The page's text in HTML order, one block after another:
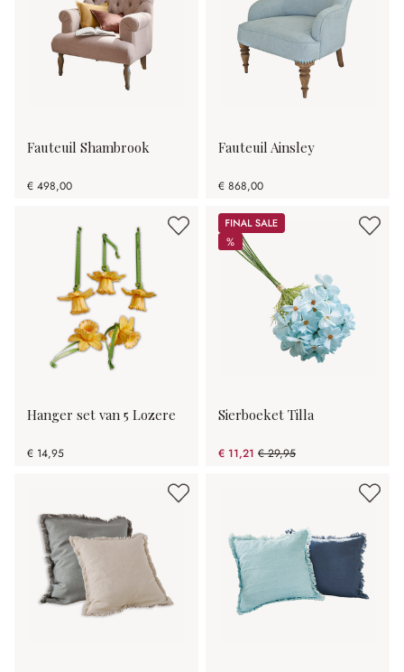
Fauteuil Shambrook
€ 498,00
Fauteuil Ainsley
€ 868,00
Hanger set van 5 Lozere
€ 14,95
Sale
%
%
Sierboeket Tilla
€ 11,21 € 29,95
(62.57% gespart)